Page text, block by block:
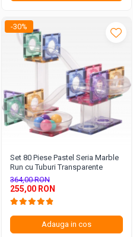
-30%
Set 80 Piese Pastel Seria Marble
Run cu Tuburi Transparente
364,00 RON
255,00 RON
Adauga in cos